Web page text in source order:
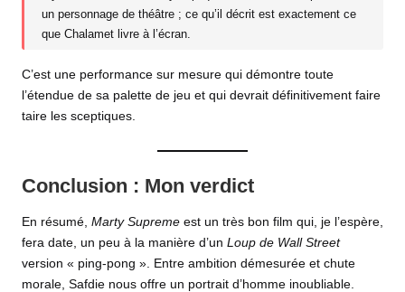
un personnage de théâtre ; ce qu’il décrit est exactement ce
que Chalamet livre à l’écran.
C’est une performance sur mesure qui démontre toute
l’étendue de sa palette de jeu et qui devrait définitivement faire
taire les sceptiques.
Conclusion : Mon verdict
En résumé, Marty Supreme est un très bon film qui, je l’espère,
fera date, un peu à la manière d’un Loup de Wall Street
version « ping-pong ». Entre ambition démesurée et chute
morale, Safdie nous offre un portrait d’homme inoubliable.